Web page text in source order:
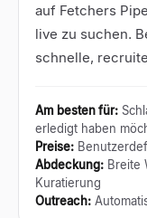
auf Fetchers
live zu suchen.
schnelle,
Am besten für:
erledigt haben
Preise:
Abdeckung: Breite
Kuratierung
Outreach: